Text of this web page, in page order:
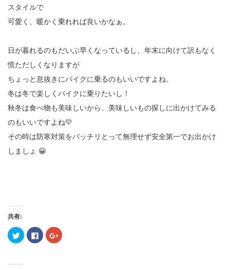
スタイルで
可愛く、暖かく乗れれば良いかなぁ。
日が暮れるのもだいぶ早くなっているし、年末に向けて訳もなく
慌ただしくなりますが
ちょっと息抜きにバイクに乗るのもいいですよね。
冬は冬で楽しくバイクに乗りたいし！
秋冬は食べ物も美味しいから、美味しいもの探しに出かけてみる
のもいいですよね💛
その時は防寒対策をバッチリとって無理せず安全第一でお出かけ
しましょ 😀
共有:
ク
リ
て
Facebook
で
ク
リ